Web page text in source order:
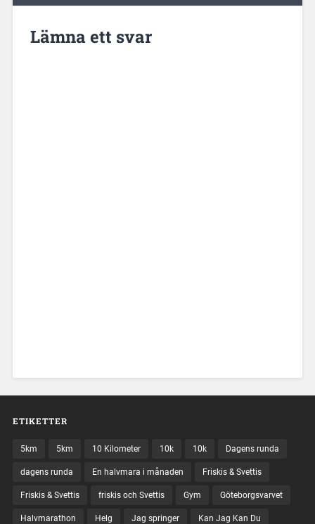
Lämna ett svar
ETIKETTER
5km 5km 10 Kilometer 10k 10k Dagens runda
dagens runda En halvmara i månaden Friskis & Svettis
Friskis & Svettis friskis och Svettis Gym Göteborgsvarvet
Halvmarathon Helg Jag springer Kan Jag Kan Du